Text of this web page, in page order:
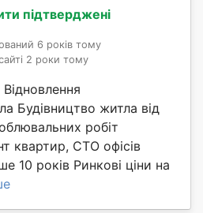
підтверджені
6 років тому
2 роки тому
Відновлення
Будівництво житла від
робіт
квартир, СТО офісів
10 років Ринкові ціни на